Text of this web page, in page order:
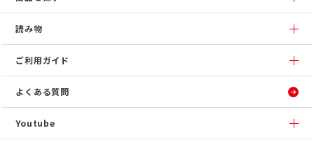
読み物
ご利用ガイド
よくある質問
Youtube